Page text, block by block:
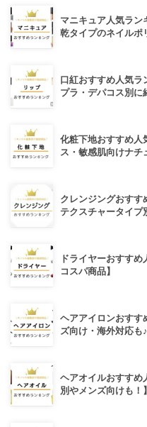
マニキュア人気ラ
乾タイプのネイルポ
口紅おすすめ人気
プラ・デパコス別に
化粧下地おすすめ人
ス・敏感肌向けナチ
クレンジングおすす
テクスチャータイプ
ドライヤーおすす
コスパ商品】
ヘアアイロンおすす
ズ向け・海外対応も♪
ヘアオイルおすすめ
別やメンズ向けも！】